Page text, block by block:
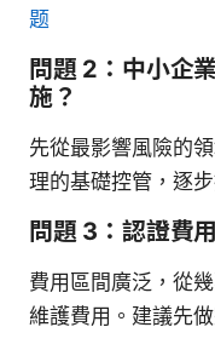
题
問題 2：中小企
施？
先從最影響風險的
理的基礎控管，逐
問題 3：認證費
費用區間廣泛，從
維護費用。建議先